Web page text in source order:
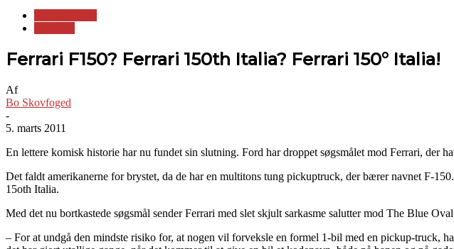
Ferrari F150? Ferrari 150th Italia? Ferrari 150° Italia!
Af
Bo Skovfoged
-
5. marts 2011
En lettere komisk historie har nu fundet sin slutning. Ford har droppet søgsmålet mod Ferrari, der
Det faldt amerikanerne for brystet, da de har en multitons tung pickuptruck, der bærer navnet F-
15oth Italia.
Med det nu bortkastede søgsmål sender Ferrari med slet skjult sarkasme salutter mod The Blue
– For at undgå den mindste risiko for, at nogen vil forveksle en formel 1-bil med en pickup-truck,